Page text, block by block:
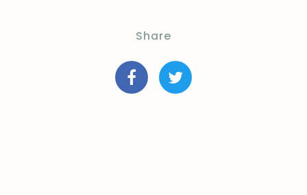
Share